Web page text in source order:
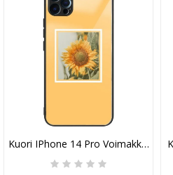
Kuori IPhone 14 Pro Voimakkaat